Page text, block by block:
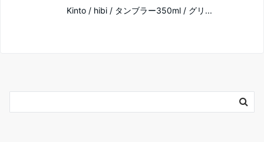
Kinto / hibi / タンブラー350ml / グリ...